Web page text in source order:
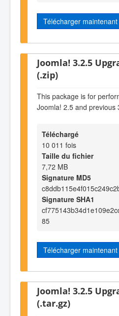
Télécharger maintenant
Joomla! 3.2.5
(.zip)
This package is for
Joomla! 2.5 and previous
Téléchargé
10 011 fois
Taille du fichier
7,72 MB
Signature MD5
Signature SHA1
85
Télécharger maintenant
Joomla! 3.2.5
(.tar.gz)